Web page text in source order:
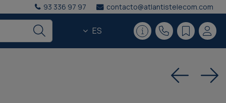
93 336 97 97 contacto@atlantistelecom.com
ES